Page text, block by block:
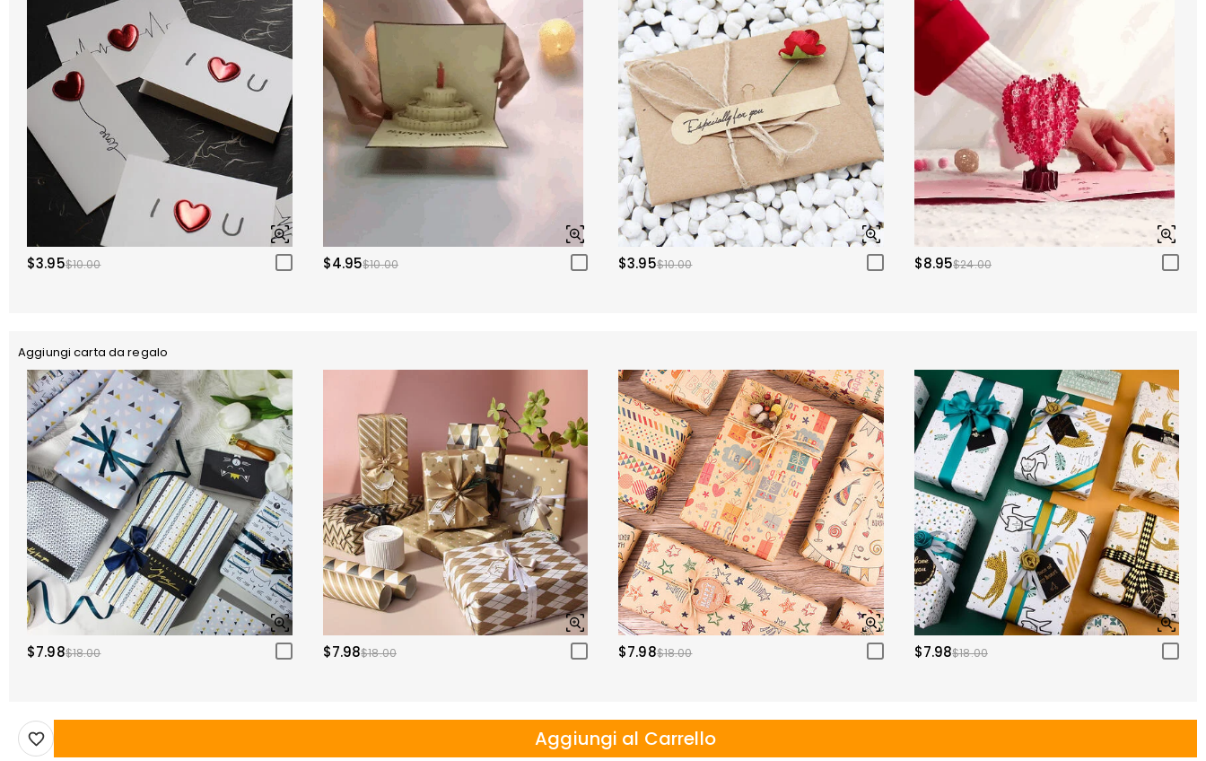
$3.95$10.00 $4.95$10.00 $3.95$10.00 $8.95$24.00
Aggiungi carta da regalo
$7.98$18.00 $7.98$18.00 $7.98$18.00 $7.98$18.00
Aggiungi al Carrello